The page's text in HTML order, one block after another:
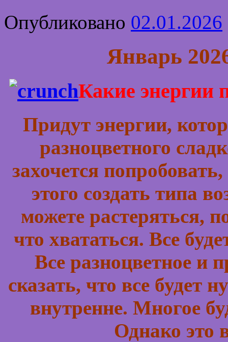
Опубликовано 02.01.2026
Январь
Какие энергии
Придут энергии,
разноцветного
захочется
этого создать типа
можете растеряться,
что хвататься. Все
Все разноцветное и
сказать, что все будет
внутренне. Многое
Однако это